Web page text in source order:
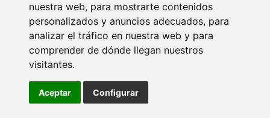
nuestra web, para mostrarte contenidos
personalizados y anuncios adecuados, para
analizar el tráfico en nuestra web y para
comprender de dónde llegan nuestros
visitantes.
Aceptar Configurar